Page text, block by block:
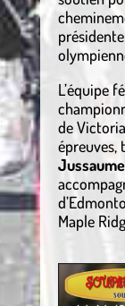
L’équipe
de
épreuves,
Maple